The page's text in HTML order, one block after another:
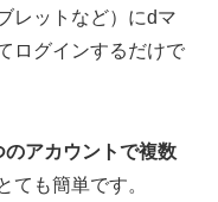
レットなど）にdマ
ログインするだけで
のアカウントで複数
ても簡単です。